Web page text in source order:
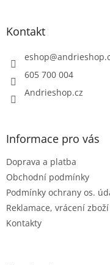
Kontakt
eshop@
605 700 004
Andrieshop.cz
Informace pro vás
Doprava a platba
Obchodní podmínky
Podmínky ochrany os.
Reklamace, vrácení zboží
Kontakty